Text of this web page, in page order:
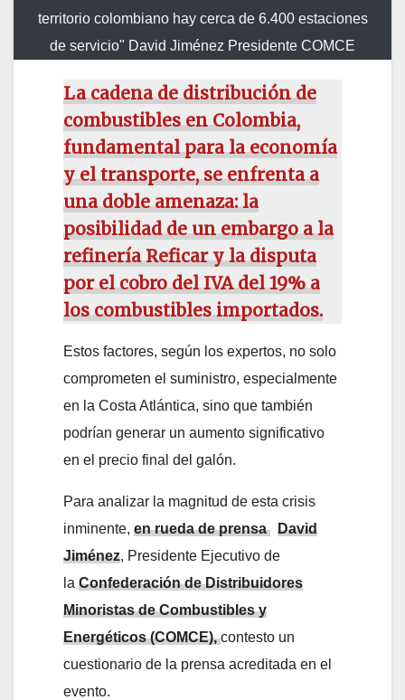
territorio colombiano hay cerca de 6.400 estaciones
de servicio" David Jiménez Presidente COMCE
La cadena de distribución de
combustibles en Colombia,
fundamental para la economía
y el transporte, se enfrenta a
una doble amenaza: la
posibilidad de un embargo a la
refinería Reficar y la disputa
por el cobro del IVA del 19% a
los combustibles importados.
Estos factores, según los expertos, no solo
comprometen el suministro, especialmente
en la Costa Atlántica, sino que también
podrían generar un aumento significativo
en el precio final del galón.
Para analizar la magnitud de esta crisis
inminente, en rueda de prensa David
Jiménez, Presidente Ejecutivo de
la Confederación de Distribuidores
Minoristas de Combustibles y
Energéticos (COMCE),contesto un
cuestionario de la prensa acreditada en el
evento.